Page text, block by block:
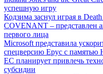
успешную игру
Кодзима заснул играя в
COVENANT – представлен
первого лица
Microsoft представила
спецверсию Epyc с памятью
ЕС планирует привлечь
субсидии